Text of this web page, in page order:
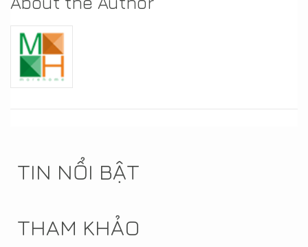
TIN NỔI BẬT
THAM KHẢO